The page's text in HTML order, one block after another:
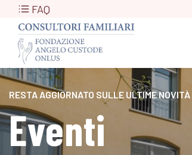
FAQ
RESTA AGGIORNATO SULLE ULTIME NOVITÀ
Eventi